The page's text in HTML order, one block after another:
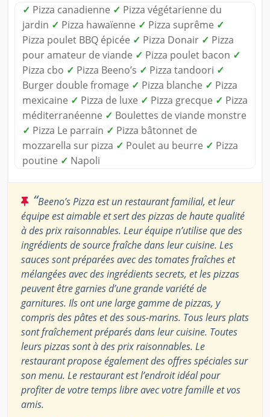
✓ Pizza canadienne ✓ Pizza végétarienne du
jardin ✓ Pizza hawaïenne ✓ Pizza suprême ✓
Pizza poulet BBQ épicée ✓ Pizza Donair ✓ Pizza
pour amateur de viande ✓ Pizza poulet bacon ✓
Pizza cbo ✓ Pizza Beeno’s ✓ Pizza tandoori ✓
Burger double fromage ✓ Pizza blanche ✓ Pizza
mexicaine ✓ Pizza de luxe ✓ Pizza grecque ✓ Pizza
méditerranéenne ✓ Boulettes de viande monstre
✓ Pizza Le parrain ✓ Pizza bâtonnet de
mozzarella sur pizza ✓ Poulet au beurre ✓ Pizza
poutine ✓ Napoli
“Beeno’s Pizza est un restaurant familial, et leur
équipe est aimable et sert des pizzas de haute qualité
à des prix raisonnables. Leur équipe n’utilise que des
ingrédients de source fraîche dans leur cuisine. Les
sauces sont préparées avec des tomates fraîches et
mélangées avec des ingrédients secrets, et les pizzas
peuvent être garnies d’une grande variété de
garnitures. Ils ont une large gamme de pizzas, y
compris des pâtes et des sous-marins. Tous leurs plats
sont fraîchement préparés dans leur cuisine. Toutes
leurs pizzas sont à des prix raisonnables. Le
restaurant propose également des offres spéciales sur
son menu. Le restaurant est l’endroit idéal pour
profiter de votre temps libre avec votre famille et vos
amis.